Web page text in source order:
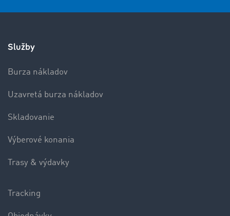
Služby
Burza nákladov
Uzavretá burza nákladov
Skladovanie
Výberové konania
Trasy & výdavky
Tracking